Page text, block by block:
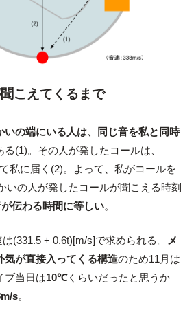
こえてくるまで
いの端にいる人は、同じ音を私と同時
る(1)。その人が発したコールは、
私に届く(2)。よって、私がコールを
いの人が発したコールが聞こえる時刻
伝わる時間に等しい。
(331.5 + 0.6t)[m/s]で求められる。
メ
気が直接入ってくる構造のため11月は
ブ当日は10℃くらいだったと思うか
s。